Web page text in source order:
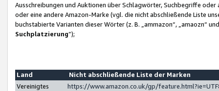
Ausschreibungen und Auktionen über Schlagwörter, Suchbegriffe
oder eine andere Amazon-Marke (vgl. die nicht abschließende Liste
buchstabierte Varianten dieser Wörter (z. B. „ammazon“, „amaozn“
Suchplatzierung”);
Land
Nicht abschließende Liste der Marken
Vereinigtes
https://www.amazon.co.uk/gp/